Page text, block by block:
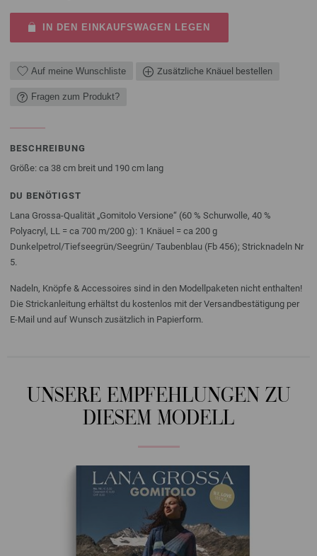
IN DEN EINKAUFSWAGEN LEGEN
Auf meine Wunschliste Zusätzliche Knäuel bestellen
Fragen zum Produkt?
BESCHREIBUNG
Größe: ca 38 cm breit und 190 cm lang
DU BENÖTIGST
Lana Grossa-Qualität „Gomitolo Versione“ (60 % Schurwolle, 40 %
Polyacryl, LL = ca 700 m/200 g): 1 Knäuel = ca 200 g
Dunkelpetrol/Tiefseegrün/Seegrün/ Taubenblau (Fb 456); Stricknadeln Nr
5.
Nadeln, Knöpfe & Accessoires sind in den Modellpaketen nicht enthalten!
Die Strickanleitung erhältst du kostenlos mit der Versandbestätigung per
E-Mail und auf Wunsch zusätzlich in Papierform.
UNSERE EMPFEHLUNGEN ZU
DIESEM MODELL